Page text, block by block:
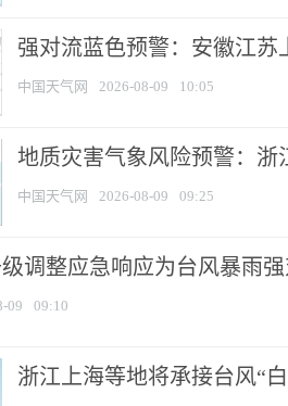
强对流蓝色预警：安徽江苏
中国天气网 2026-08-09 10:05
地质灾害气象风险预警：浙
中国天气网 2026-08-09 09:25
调整应急响应为台风暴雨
09 09:10
浙江上海等地将承接台风“